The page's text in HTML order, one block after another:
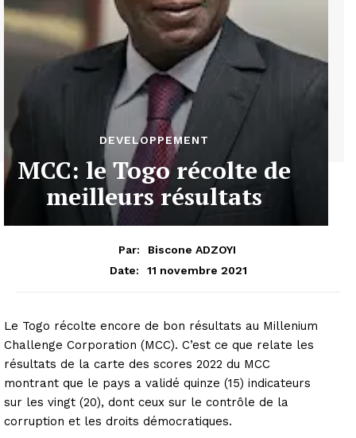
DEVELOPPEMENT
MCC: le Togo récolte de
meilleurs résultats
Par:
Biscone ADZOYI
Date:
11 novembre 2021
Le Togo récolte encore de bon résultats au Millenium
Challenge Corporation (MCC). C’est ce que relate les
résultats de la carte des scores 2022 du MCC
montrant que le pays a validé quinze (15) indicateurs
sur les vingt (20), dont ceux sur le contrôle de la
corruption et les droits démocratiques.